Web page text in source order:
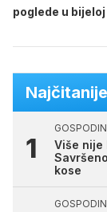
poglede u
Najčitanije
Više nije
kose